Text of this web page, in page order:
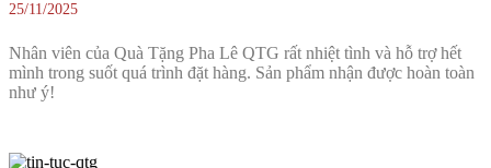
25/11/2025
Nhân viên của Quà Tặng Pha Lê QTG rất nhiệt tình và hỗ trợ hết
mình trong suốt quá trình đặt hàng. Sản phẩm nhận được hoàn toàn
như ý!